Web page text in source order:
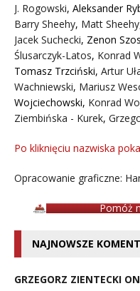
J. Rogowski, Aleksander
Barry Sheehy, Matt Sheehy
Jacek Suchecki, Zenon
Ślusarczyk-Latos, Konrad
Tomasz Trzciński, Artur
Wachniewski, Mariusz
Wojciechowski, Konrad
Ziembińska - Kurek,
Po kliknięciu nazwiska
Opracowanie graficzne:
Pomóż
NAJNOWSZE
GRZEGORZ ZIENTECKI ON